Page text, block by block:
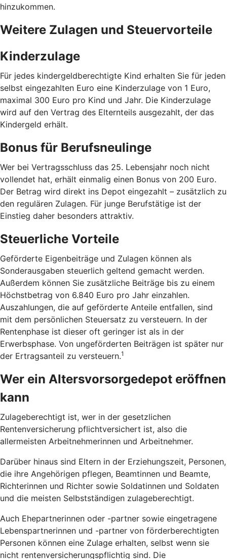
hinzukommen.
Weitere Zulagen und Steuervorteile
Kinderzulage
Für jedes kindergeldberechtigte Kind erhalten Sie für jeden
selbst eingezahlten Euro eine Kinderzulage von 1 Euro,
maximal 300 Euro pro Kind und Jahr. Die Kinderzulage
wird auf den Vertrag des Elternteils ausgezahlt, der das
Kindergeld erhält.
Bonus für Berufsneulinge
Wer bei Vertragsschluss das 25. Lebensjahr noch nicht
vollendet hat, erhält einmalig einen Bonus von 200 Euro.
Der Betrag wird direkt ins Depot eingezahlt – zusätzlich zu
den regulären Zulagen. Für junge Berufstätige ist der
Einstieg daher besonders attraktiv.
Steuerliche Vorteile
Geförderte Eigenbeiträge und Zulagen können als
Sonderausgaben steuerlich geltend gemacht werden.
Außerdem können Sie zusätzliche Beiträge bis zu einem
Höchstbetrag von 6.840 Euro pro Jahr einzahlen.
Auszahlungen, die auf geförderte Anteile entfallen, sind
mit dem persönlichen Steuersatz zu versteuern. In der
Rentenphase ist dieser oft geringer ist als in der
Erwerbsphase. Von ungeförderten Beiträgen ist später nur
der Ertragsanteil zu versteuern.1
Wer ein Altersvorsorgedepot eröffnen
kann
Zulageberechtigt ist, wer in der gesetzlichen
Rentenversicherung pflichtversichert ist, also die
allermeisten Arbeitnehmerinnen und Arbeitnehmer.
Darüber hinaus sind Eltern in der Erziehungszeit, Personen,
die ihre Angehörigen pflegen, Beamtinnen und Beamte,
Richterinnen und Richter sowie Soldatinnen und Soldaten
und die meisten Selbstständigen zulageberechtigt.
Auch Ehepartnerinnen oder -partner sowie eingetragene
Lebenspartnerinnen und -partner von förderberechtigten
Personen können eine Zulage erhalten, selbst wenn sie
nicht rentenversicherungspflichtig sind. Die